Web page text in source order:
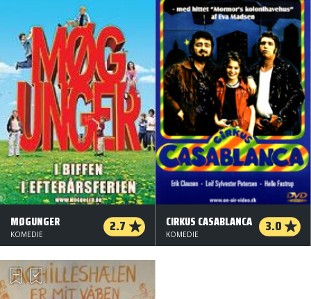
MØGUNGER 2.7
KOMEDIE
CIRKUS CASABLANCA 3.0
KOMEDIE